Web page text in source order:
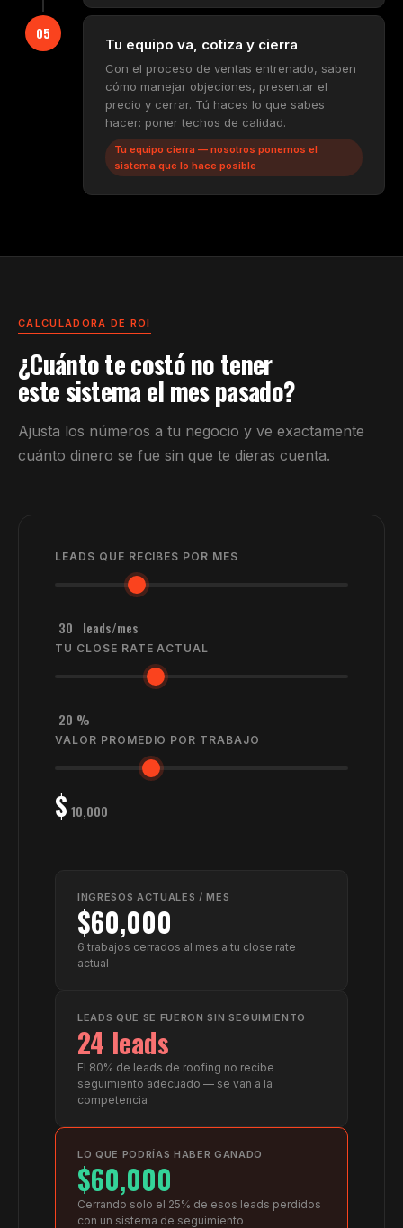
05
Tu equipo va, cotiza y cierra
Con el proceso de ventas entrenado, saben
cómo manejar objeciones, presentar el
precio y cerrar. Tú haces lo que sabes
hacer: poner techos de calidad.
Tu equipo cierra — nosotros ponemos el
sistema que lo hace posible
CALCULADORA DE ROI
¿Cuánto te costó no tener
este sistema el mes pasado?
Ajusta los números a tu negocio y ve exactamente
cuánto dinero se fue sin que te dieras cuenta.
LEADS QUE RECIBES POR MES
30 leads/mes
TU CLOSE RATE ACTUAL
20 %
VALOR PROMEDIO POR TRABAJO
$ 10,000
INGRESOS ACTUALES / MES
$60,000
6 trabajos cerrados al mes a tu close rate
actual
LEADS QUE SE FUERON SIN SEGUIMIENTO
24 leads
El 80% de leads de roofing no recibe
seguimiento adecuado — se van a la
competencia
LO QUE PODRÍAS HABER GANADO
$60,000
Cerrando solo el 25% de esos leads perdidos
con un sistema de seguimiento